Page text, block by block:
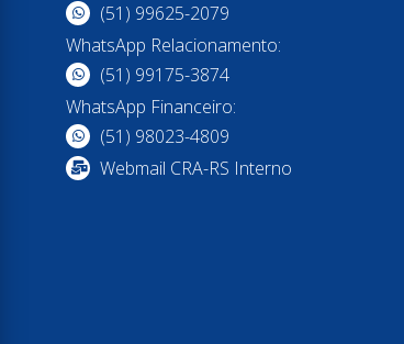
(51) 99625-2079
WhatsApp Relacionamento:
(51) 99175-3874
WhatsApp Financeiro:
(51) 98023-4809
Webmail CRA-RS Interno